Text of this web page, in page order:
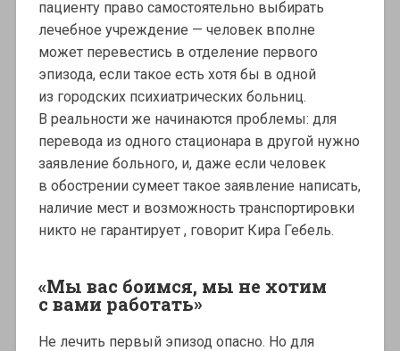
пациенту право самостоятельно выбирать
лечебное учреждение — человек вполне
может перевестись в отделение первого
эпизода, если такое есть хотя бы в одной
из городских психиатрических больниц.
В реальности же начинаются проблемы: для
перевода из одного стационара в другой нужно
заявление больного, и, даже если человек
в обострении сумеет такое заявление написать,
наличие мест и возможность транспортировки
никто не гарантирует , говорит Кира Гебель.
«Мы вас боимся, мы не хотим
с вами работать»
Не лечить первый эпизод опасно. Но для